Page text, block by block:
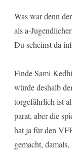
Was war denn
als a-
Du scheinst da
Finde Sami
würde deshalb
torgefährlich ist
parat, aber die
hat ja für den
gemacht,